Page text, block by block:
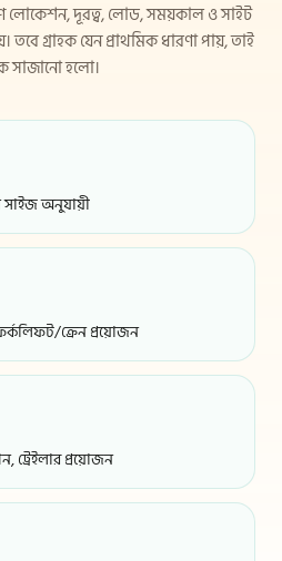
লোকেশন, দূরত্ব, লোড, সময়কাল ও সাইট
গ্রাহক যেন প্রাথমিক ধারণা পায়, তাই
সাজানো হলো।
সাইজ অনুযায়ী
ক্রেন প্রয়োজন
ট্রেইলার প্রয়োজন